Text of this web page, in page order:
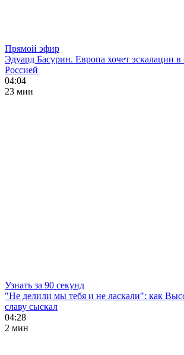
Прямой эфир
Эдуард Басурин. Европа хочет эскалации
Россией
04:04
23 мин
Узнать за 90 секунд
"Не делили мы тебя и не ласкали": как
славу сыскал
04:28
2 мин